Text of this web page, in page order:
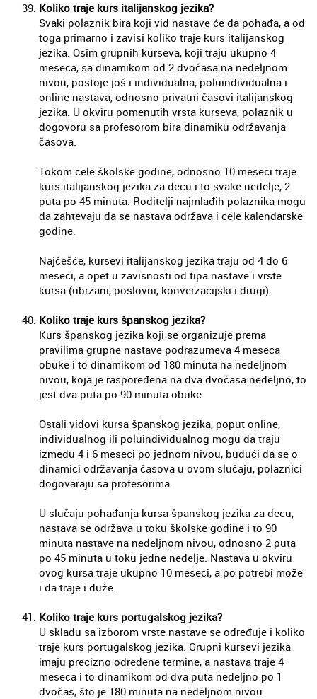
Koliko traje kurs italijanskog jezika?
Svaki polaznik bira koji vid nastave će da pohađa, a od
toga primarno i zavisi koliko traje kurs italijanskog
jezika. Osim grupnih kurseva, koji traju ukupno 4
meseca, sa dinamikom od 2 dvočasa na nedeljnom
nivou, postoje još i individualna, poluindividualna i
online nastava, odnosno privatni časovi italijanskog
jezika. U okviru pomenutih vrsta kurseva, polaznik u
dogovoru sa profesorom bira dinamiku održavanja
časova.
Tokom cele školske godine, odnosno 10 meseci traje
kurs italijanskog jezika za decu i to svake nedelje, 2
puta po 45 minuta. Roditelji najmlađih polaznika mogu
da zahtevaju da se nastava održava i cele kalendarske
godine.
Najčešće, kursevi italijanskog jezika traju od 4 do 6
meseci, a opet u zavisnosti od tipa nastave i vrste
kursa (ubrzani, poslovni, konverzacijski i drugi).
Koliko traje kurs španskog jezika?
Kurs španskog jezika koji se organizuje prema
pravilima grupne nastave podrazumeva 4 meseca
obuke i to dinamikom od 180 minuta na nedeljnom
nivou, koja je raspoređena na dva dvočasa nedeljno, to
jest dva puta po 90 minuta obuke.
Ostali vidovi kursa španskog jezika, poput online,
individualnog ili poluindividualnog mogu da traju
između 4 i 6 meseci po jednom nivou, budući da se o
dinamici održavanja časova u ovom slučaju, polaznici
dogovaraju sa profesorima.
U slučaju pohađanja kursa španskog jezika za decu,
nastava se održava u toku školske godine i to 90
minuta nastave na nedeljnom nivou, odnosno 2 puta
po 45 minuta u toku jedne nedelje. Nastava u okviru
ovog kursa traje ukupno 10 meseci, a po potrebi može
i da traje i duže.
Koliko traje kurs portugalskog jezika?
U skladu sa izborom vrste nastave se određuje i koliko
traje kurs portugalskog jezika. Grupni kursevi jezika
imaju precizno određene termine, a nastava traje 4
meseca i to dinamikom od dva puta nedeljno po 1
dvočas, što je 180 minuta na nedeljnom nivou.